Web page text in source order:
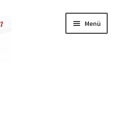
Menü